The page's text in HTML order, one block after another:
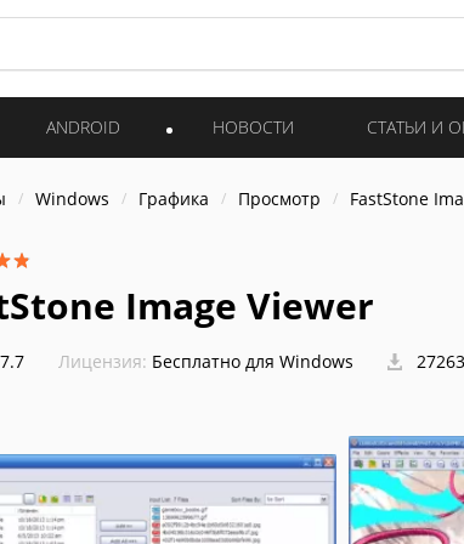
ANDROID НОВОСТИ СТАТЬИ И
Windows Графика Просмотр FastStone
Image Viewer
7.7 Лицензия: Бесплатно для Windows